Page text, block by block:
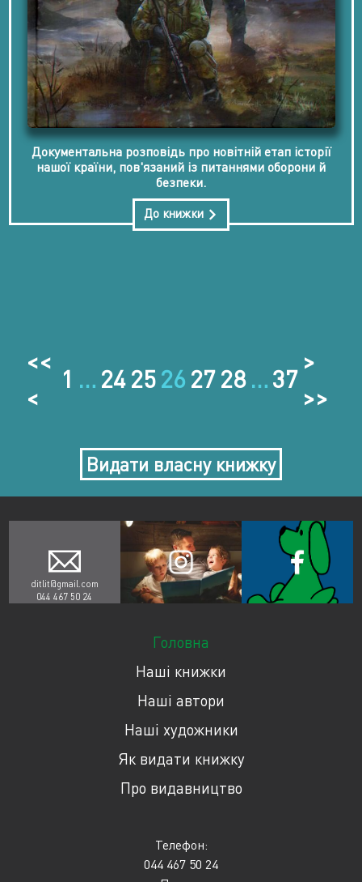
Документальна розповідь про новітній етап історії
нашої країни, пов'язаний із питаннями оборони й
безпеки.
До книжки
<<
<
1 … 24 25 26 27 28 …37
>
>>
Видати власну книжку
ditlit@gmail.com
044 467 50 24
Головна
Наші книжки
Наші автори
Наші художники
Як видати книжку
Про видавництво
Телефон:
044 467 50 24